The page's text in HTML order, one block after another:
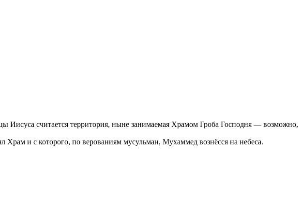
считается территория, ныне занимаемая Храмом Гроба Господня — возможно,
и с которого, по верованиям мусульман, Мухаммед вознёсся на небеса.